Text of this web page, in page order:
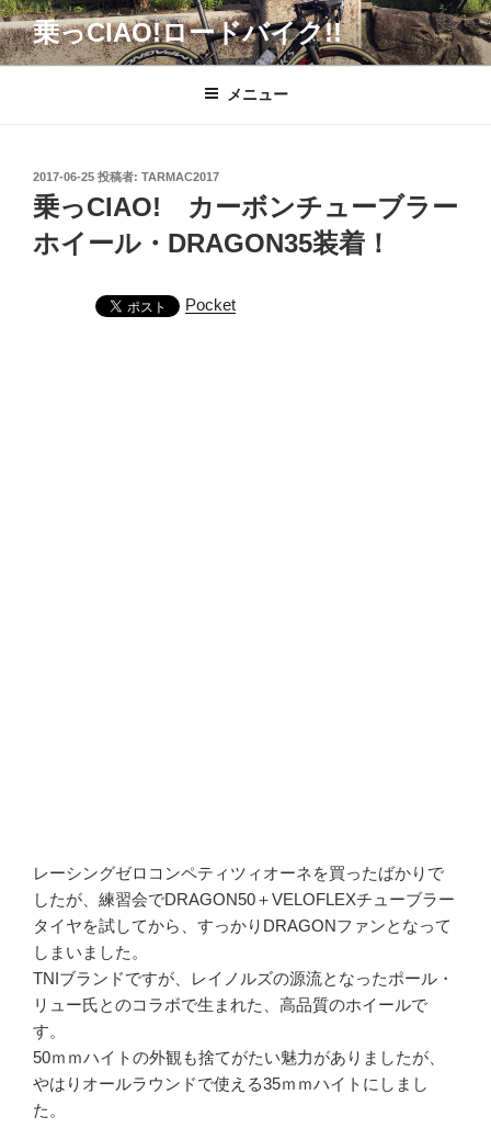
コ
ン
テ
乗っCIAO!ロードバイク!!
メニュー
投
稿
日:
2017-06-25 投稿者: TARMAC2017
乗っCIAO! カーボンチューブラー
ホイール・DRAGON35装着！
Pocket
レーシングゼロコンペティツィオーネを買ったばかりで
したが、練習会でDRAGON50＋VELOFLEXチューブラー
タイヤを試してから、すっかりDRAGONファンとなって
しまいました。
TNIブランドですが、レイノルズの源流となったポール・
リュー氏とのコラボで生まれた、高品質のホイールで
す。
50ｍｍハイトの外観も捨てがたい魅力がありましたが、
やはりオールラウンドで使える35ｍｍハイトにしまし
た。